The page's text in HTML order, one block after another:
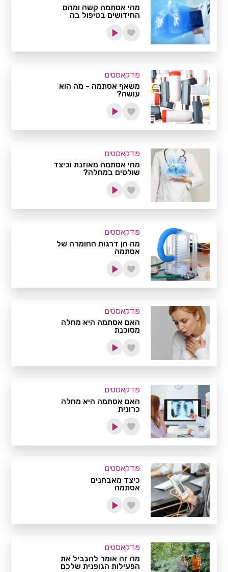
מהי אסתמה קשה ומהם
החידושים בטיפול בה
פודקאסטים
משאף אסתמה - מה הוא
עושה?
פודקאסטים
מהי אסתמה מאוזנת וכיצד
שולטים במחלה?
פודקאסטים
מה הן דרגות החומרה של
אסתמה
פודקאסטים
האם אסתמה היא מחלה
מסוכנת
פודקאסטים
האם אסתמה היא מחלה
כרונית
פודקאסטים
כיצד מאבחנים
אסתמה
פודקאסטים
מה זה אומר להגביל את
הפעילות הגופנית שלכם